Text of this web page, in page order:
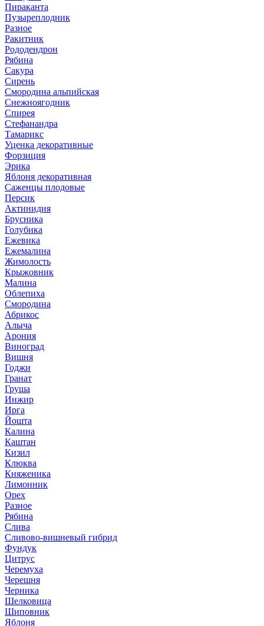
Пираканта
Пузыреплодник
Разное
Ракитник
Рододендрон
Рябина
Сакура
Сирень
Смородина альпийская
Снежноягодник
Спирея
Стефанандра
Тамарикс
Уценка декоративные
Форзиция
Эрика
Яблоня декоративная
Саженцы плодовые
Персик
Актинидия
Брусника
Голубика
Ежевика
Ежемалина
Жимолость
Крыжовник
Малина
Облепиха
Смородина
Абрикос
Алыча
Арония
Виноград
Вишня
Годжи
Гранат
Груша
Инжир
Ирга
Йошта
Калина
Каштан
Кизил
Клюква
Княженика
Лимонник
Орех
Разное
Рябина
Слива
Сливово-вишневый гибрид
Фундук
Цитрус
Черемуха
Черешня
Черника
Шелковица
Шиповник
Яблоня